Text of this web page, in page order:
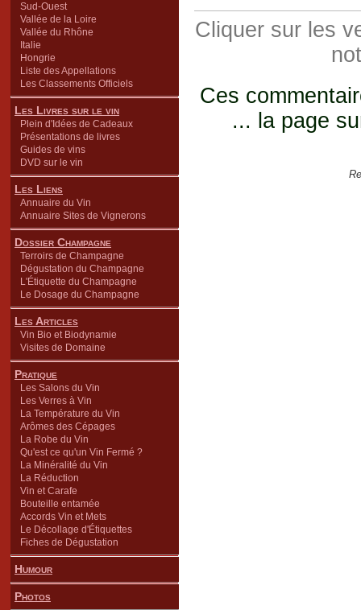
Sud-Ouest
Vallée de la Loire
Vallée du Rhône
Italie
Hongrie
Liste des Appellations
Les Classements Officiels
Les Livres sur le vin
Plein d'Idées de Cadeaux
Présentations de livres
Guides de vins
DVD sur le vin
Les Liens
Annuaire du Vin
Annuaire Sites de Vignerons
Dossier Champagne
Terroirs de Champagne
Dégustation du Champagne
L'Étiquette du Champagne
Le Dosage du Champagne
Les Articles
Vin Bio et Biodynamie
Visites de Domaine
Pratique
Les Salons du Vin
Les Verres à Vin
La Température du Vin
Arômes des Cépages
La Robe du Vin
Qu'est ce qu'un Vin Fermé ?
La Minéralité du Vin
La Réduction
Vin et Carafe
Bouteille entamée
Accords Vin et Mets
Le Décollage d'Étiquettes
Fiches de Dégustation
Humour
Photos
Cliquer sur les
Ces
... la page